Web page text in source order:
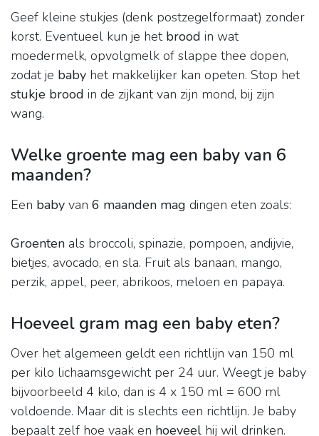
Geef kleine stukjes (denk postzegelformaat) zonder
korst. Eventueel kun je het brood in wat
moedermelk, opvolgmelk of slappe thee dopen,
zodat je baby het makkelijker kan opeten. Stop het
stukje brood in de zijkant van zijn mond, bij zijn
wang.
Welke groente mag een baby van 6
maanden?
Een baby van 6 maanden mag dingen eten zoals:
Groenten als broccoli, spinazie, pompoen, andijvie,
bietjes, avocado, en sla. Fruit als banaan, mango,
perzik, appel, peer, abrikoos, meloen en papaya.
Hoeveel gram mag een baby eten?
Over het algemeen geldt een richtlijn van 150 ml
per kilo lichaamsgewicht per 24 uur. Weegt je baby
bijvoorbeeld 4 kilo, dan is 4 x 150 ml = 600 ml
voldoende. Maar dit is slechts een richtlijn. Je baby
bepaalt zelf hoe vaak en hoeveel hij wil drinken.